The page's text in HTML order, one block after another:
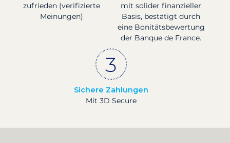
zufrieden (verifizierte
Meinungen)
mit solider finanzieller
Basis, bestätigt durch
eine Bonitätsbewertung
der Banque de France.
Sichere Zahlungen
Mit 3D Secure